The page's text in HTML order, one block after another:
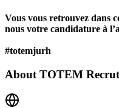
Vous vous retrouvez dans
nous votre candidature à
#totemjurh
About TOTEM